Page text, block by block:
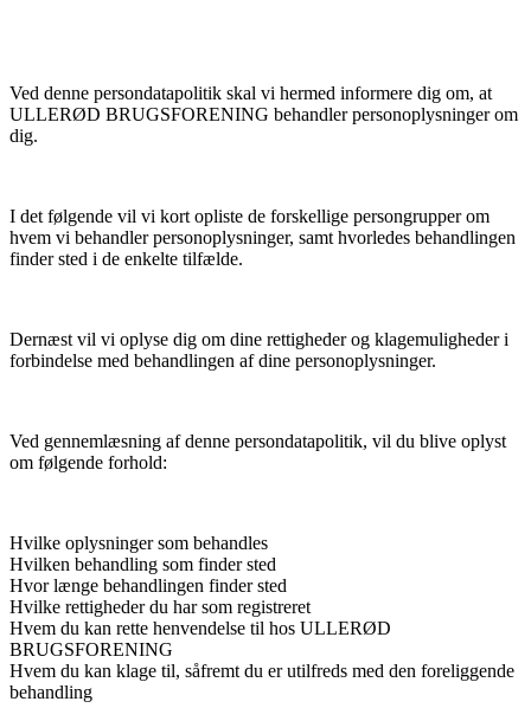
Ved denne persondatapolitik skal vi hermed informere dig om, at
ULLERØD BRUGSFORENING behandler personoplysninger om
dig.
I det følgende vil vi kort opliste de forskellige persongrupper om
hvem vi behandler personoplysninger, samt hvorledes behandlingen
finder sted i de enkelte tilfælde.
Dernæst vil vi oplyse dig om dine rettigheder og klagemuligheder i
forbindelse med behandlingen af dine personoplysninger.
Ved gennemlæsning af denne persondatapolitik, vil du blive oplyst
om følgende forhold:
Hvilke oplysninger som behandles
Hvilken behandling som finder sted
Hvor længe behandlingen finder sted
Hvilke rettigheder du har som registreret
Hvem du kan rette henvendelse til hos ULLERØD
BRUGSFORENING
Hvem du kan klage til, såfremt du er utilfreds med den foreliggende
behandling